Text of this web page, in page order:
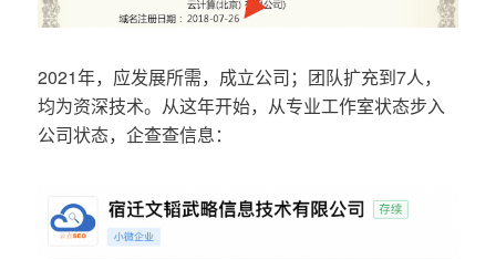
2021年，应发展所需，成立公司；团队扩充到7人，
均为资深技术。从这年开始，从专业工作室状态步入
公司状态，企查查信息：